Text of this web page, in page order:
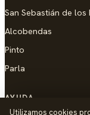
San Sebastián de los
Alcobendas
Pinto
Parla
AYUDA
Utilizamos cookies